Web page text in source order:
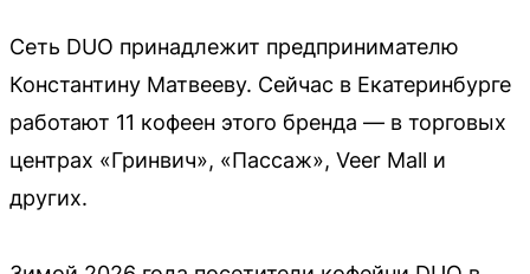
Сеть DUO принадлежит предпринимателю
Константину Матвееву. Сейчас в Екатеринбурге
работают 11 кофеен этого бренда — в торговых
центрах «Гринвич», «Пассаж», Veer Mall и
других.